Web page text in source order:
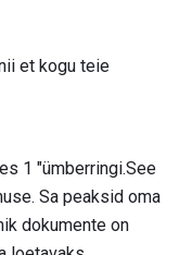
et kogu teie
1 "ümberringi.See
Sa peaksid oma
dokumente on